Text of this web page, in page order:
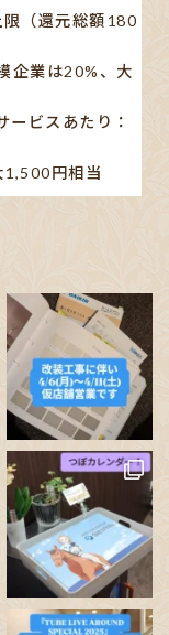
（還元総額180
企業は20%、大
ービスあたり：
1,500円相当
手段が異なり
たが…、正直分